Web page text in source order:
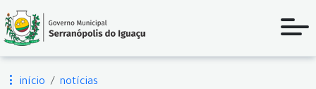
início notícias